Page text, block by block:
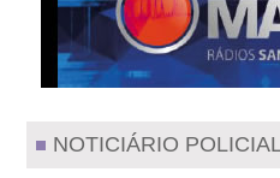
NOTICIÁRIO